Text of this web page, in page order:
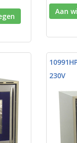
Aan
230V